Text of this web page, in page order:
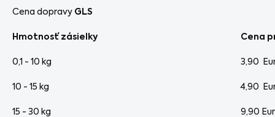
Cena dopravy GLS
Hmotnosť zásielky Cena
0,1 - 10 kg 3,90
10 - 15 kg 4,90
15 - 30 kg 9,90 Eur